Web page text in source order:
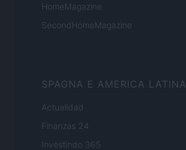
HomeMagazine
SecondHomeMagazine
SPAGNA E AMERICA LATINA
Actualidad
Finanzas 24
Investindo 365